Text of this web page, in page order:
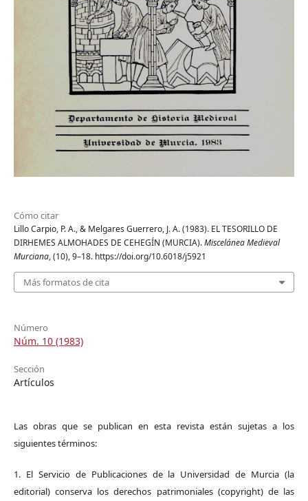
Cómo citar
Lillo Carpio, P. A., & Melgares Guerrero, J. A. (1983). EL TESORILLO DE
DIRHEMES ALMOHADES DE CEHEGÍN (MURCIA).Miscelánea Medieval
Murciana, (10), 9–18. https://doi.org/10.6018/j5921
Más formatos de cita
Número
Núm. 10 (1983)
Sección
Artículos
Las obras que se publican en esta revista están sujetas a los
siguientes términos:
1. El Servicio de Publicaciones de la Universidad de Murcia (la
editorial) conserva los derechos patrimoniales (copyright) de las